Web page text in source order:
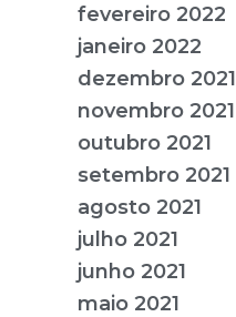
fevereiro 2022
janeiro 2022
dezembro 2021
novembro 2021
outubro 2021
setembro 2021
agosto 2021
julho 2021
junho 2021
maio 2021